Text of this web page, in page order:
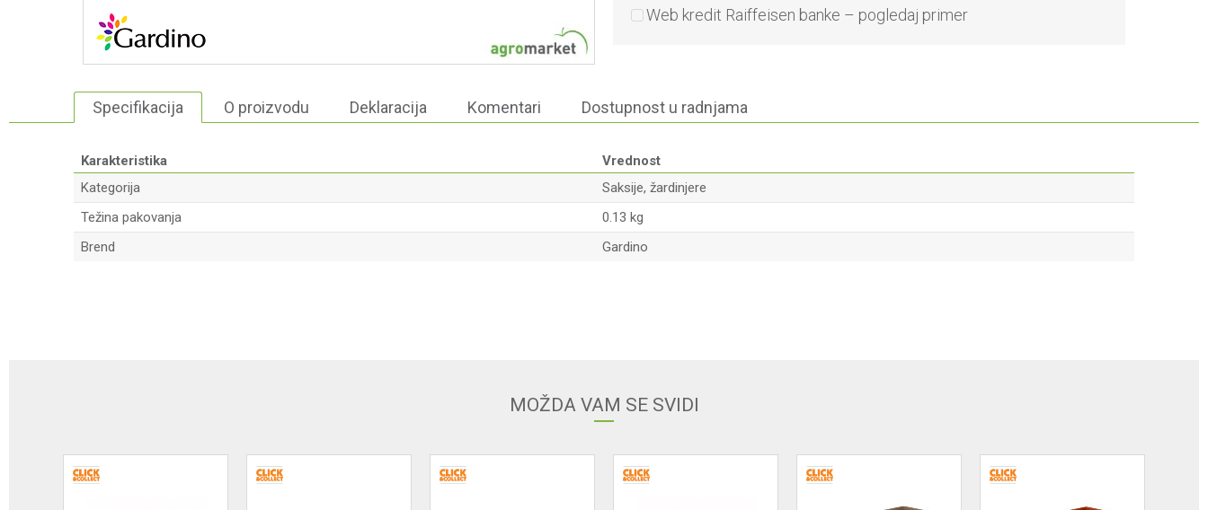
Web kredit Raiffeisen banke – pogledaj primer
Specifikacija O proizvodu Deklaracija Komentari Dostupnost u radnjama
Karakteristika
Vrednost
Kategorija
Saksije, žardinjere
Težina pakovanja
0.13 kg
Brend
Gardino
MOŽDA VAM SE SVIDI